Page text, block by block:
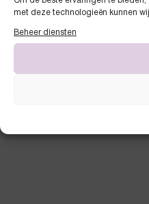
met deze technologieën kunnen
Beheer diensten